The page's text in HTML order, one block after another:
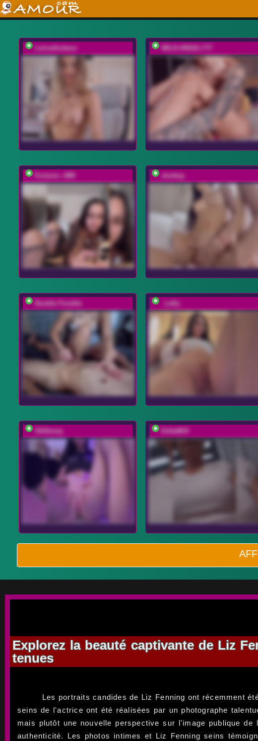
LennaGodess WILD-ANGEL777
Fortune---888 shottup
Double-Trouble _Lally_
OhHoney EditaMilf
Explorez la beauté captivante de Liz
tenues
Les portraits candides de Liz Fenning ont récemment
seins de l'actrice ont été réalisées par un photographe
mais plutôt une nouvelle perspective sur l'image publique
authenticité. Les photos intimes et Liz Fenning seins